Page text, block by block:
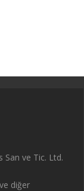
San ve Tic. Ltd.
diğer